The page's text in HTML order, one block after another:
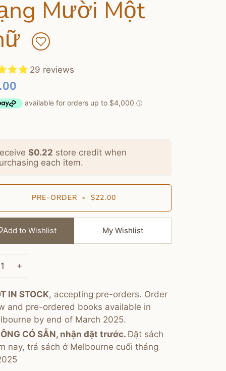
Mười Một
29 reviews
$0.22 store credit when
each item.
PRE-ORDER • $22.00
Add to Wishlist My Wishlist
+
IN STOCK, accepting pre-orders. Order
and pre-ordered books available in
by end of March 2025.
CÓ SẴN, nhận đặt trước.Đặt sách
nay, trả sách ở Melbourne cuối tháng